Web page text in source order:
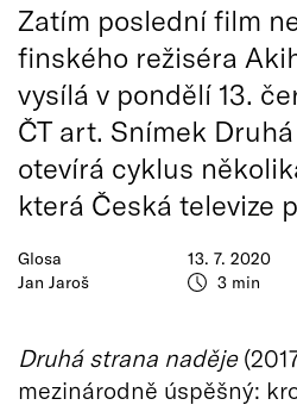
Glosa
Jan Jaroš
13. 7. 2020
3 min
Zatím poslední film
finského režiséra
vysílá v pondělí 13.
ČT art. Snímek
otevírá cyklus
která Česká televize
Druhá strana naděje
mezinárodně úspěšný: